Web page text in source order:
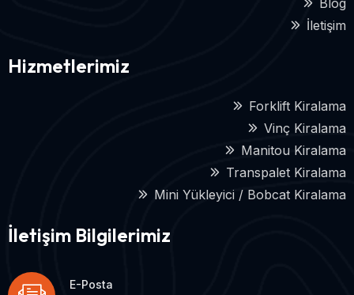
Blog
İletişim
Hizmetlerimiz
Forklift Kiralama
Vinç Kiralama
Manitou Kiralama
Transpalet Kiralama
Mini Yükleyici / Bobcat Kiralama
İletişim Bilgilerimiz
E-Posta